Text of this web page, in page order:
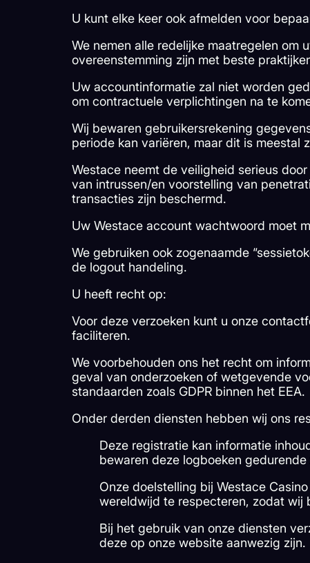
U kunt elke keer ook afmelden voor
We nemen alle redelijke maatregelen
overeenstemming zijn met beste
Uw accountinformatie zal niet worden
om contractuele verplichtingen na te
Wij bewaren gebruikersrekening
periode kan variëren, maar dit is meestal
Westace neemt de veiligheid serieus
van intrussen/en voorstelling van
transacties zijn beschermd.
Uw Westace account wachtwoord moet
We gebruiken ook zogenaamde
de logout handeling.
U heeft recht op:
Voor deze verzoeken kunt u onze
faciliteren.
We voorbehouden ons het recht om
geval van onderzoeken of wetgevende
standaarden zoals GDPR binnen het EEA.
Onder derden diensten hebben wij ons
Deze registratie kan informatie
bewaren deze logboeken
Onze doelstelling bij Westace
wereldwijd te respecteren, zodat wij
Bij het gebruik van onze diensten
deze op onze website aanwezig zijn.